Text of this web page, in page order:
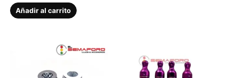
Añadir al carrito